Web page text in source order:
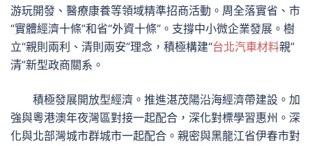
游玩開發、醫療康養等領域精準招商活動。周全落實省、市
“實體經濟十條”和省“外資十條”。支撐中小微企業發展。樹
立“親則兩利、清則兩安”理念，積極構建“台北汽車材料親”
清”新型政商關系。
積極發展開放型經濟。推進湛茂陽沿海經濟帶建設。加
強與粵港澳年夜灣區對接一起配合，深化對標學習惠州。深
化與北部灣城市群城市一起配合。親密與黑龍江省伊春市對